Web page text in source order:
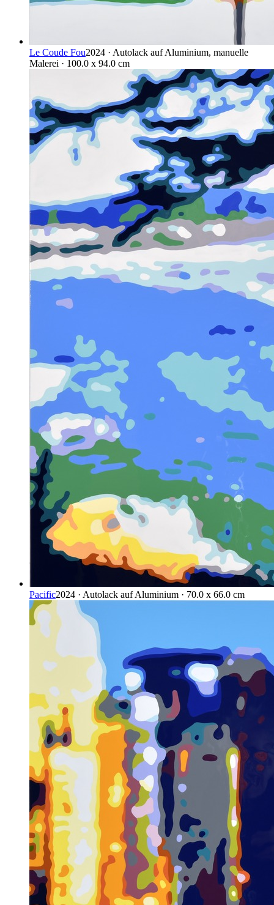
Le Coude Fou2024 · Autolack auf Aluminium, manuelle
Malerei · 100.0 x 94.0 cm
Pacific2024 · Autolack auf Aluminium · 70.0 x 66.0 cm